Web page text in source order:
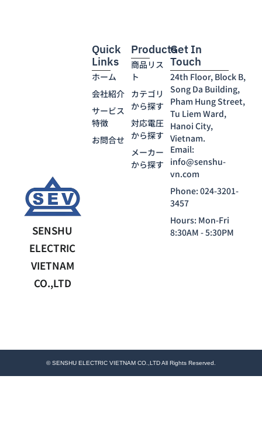
SENSHU
ELECTRIC
VIETNAM
CO.,LTD
Products
商品リス
ト
カテゴリ
から探す
対応電圧
から探す
メーカー
から探す
Quick
Links
ホーム
会社紹介
サービス
特徴
お問合せ
Get In
Touch
24th Floor, Block B,
Song Da Building,
Pham Hung Street,
Tu Liem Ward,
Hanoi City,
Vietnam.
Email:
info@senshu-
vn.com
Phone: 024-3201-
3457
Hours: Mon-Fri
8:30AM - 5:30PM
© SENSHU ELECTRIC VIETNAM CO.,LTD All Rights Reserved.